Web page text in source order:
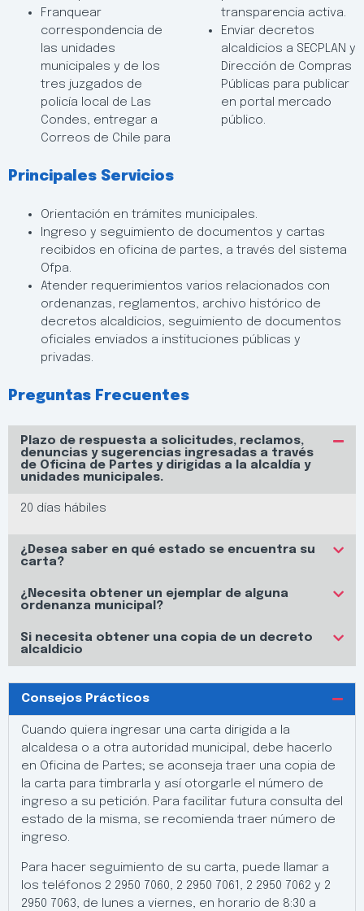
Franquear
correspondencia de
las unidades
municipales y de los
tres juzgados de
policía local de Las
Condes, entregar a
Correos de Chile para
transparencia activa.
Enviar decretos
alcaldicios a SECPLAN y
Dirección de Compras
Públicas para publicar
en portal mercado
público.
Principales Servicios
Orientación en trámites municipales.
Ingreso y seguimiento de documentos y cartas
recibidos en oficina de partes, a través del sistema
Ofpa.
Atender requerimientos varios relacionados con
ordenanzas, reglamentos, archivo histórico de
decretos alcaldicios, seguimiento de documentos
oficiales enviados a instituciones públicas y
privadas.
Preguntas Frecuentes
Plazo de respuesta a solicitudes, reclamos,
denuncias y sugerencias ingresadas a través
de Oficina de Partes y dirigidas a la alcaldía y
unidades municipales.
20 días hábiles
¿Desea saber en qué estado se encuentra su
carta?
¿Necesita obtener un ejemplar de alguna
ordenanza municipal?
Si necesita obtener una copia de un decreto
alcaldicio
Consejos Prácticos
Cuando quiera ingresar una carta dirigida a la
alcaldesa o a otra autoridad municipal, debe hacerlo
en Oficina de Partes; se aconseja traer una copia de
la carta para timbrarla y así otorgarle el número de
ingreso a su petición. Para facilitar futura consulta del
estado de la misma, se recomienda traer número de
ingreso.
Para hacer seguimiento de su carta, puede llamar a
los teléfonos 2 2950 7060, 2 2950 7061, 2 2950 7062 y 2
2950 7063, de lunes a viernes, en horario de 8:30 a